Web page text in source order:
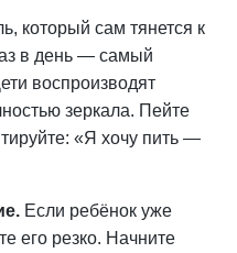
который сам тянется к
в день — самый
воспроизводят
зеркала. Пейте
«Я хочу пить —
Если ребёнок уже
его резко. Начните